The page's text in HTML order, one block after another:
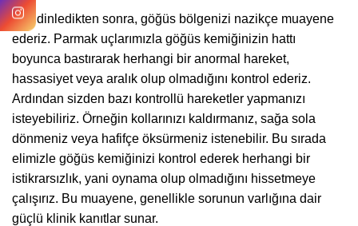
Sizi dinledikten sonra, göğüs bölgenizi nazikçe muayene
ederiz. Parmak uçlarımızla göğüs kemiğinizin hattı
boyunca bastırarak herhangi bir anormal hareket,
hassasiyet veya aralık olup olmadığını kontrol ederiz.
Ardından sizden bazı kontrollü hareketler yapmanızı
isteyebiliriz. Örneğin kollarınızı kaldırmanız, sağa sola
dönmeniz veya hafifçe öksürmeniz istenebilir. Bu sırada
elimizle göğüs kemiğinizi kontrol ederek herhangi bir
istikrarsızlık, yani oynama olup olmadığını hissetmeye
çalışırız. Bu muayene, genellikle sorunun varlığına dair
güçlü klinik kanıtlar sunar.